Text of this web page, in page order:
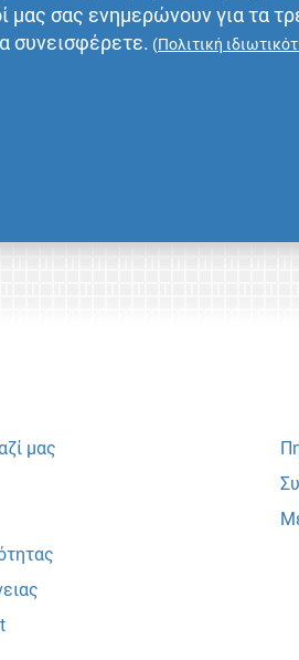
μας σας ενημερώνουν για τα
συνεισφέρετε. (Πολιτική
μας